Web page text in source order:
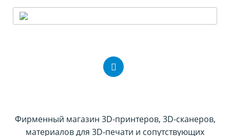
Фирменный магазин 3D-принтеров, 3D-сканеров,
материалов для 3D-печати и сопутствующих